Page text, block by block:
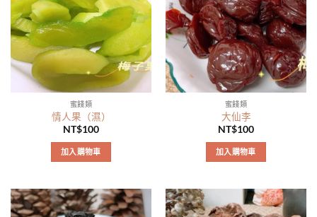
蜜餞類
情人果（濕）
NT$100
加入購物車
蜜餞類
大仙李
NT$100
加入購物車